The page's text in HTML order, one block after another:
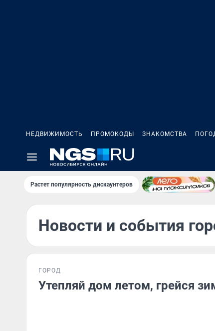
НЕДВИЖИМОСТЬ ПРОМОКОДЫ ЗНАКОМСТВА
Растет популярность дискаунтеров
Новости и события
ГОРОД
Утепляй дом летом, грейся